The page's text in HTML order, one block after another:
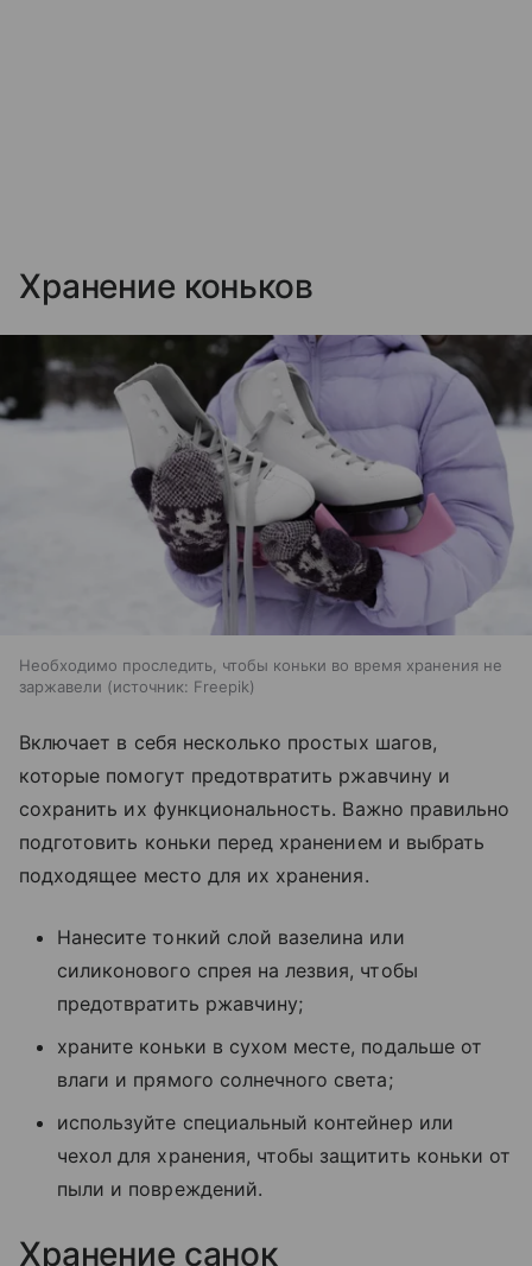
Хранение коньков
Необходимо проследить, чтобы коньки во время хранения не
заржавели
источник: Freepik
Включает в себя несколько простых шагов,
которые помогут предотвратить ржавчину и
сохранить их функциональность. Важно правильно
подготовить коньки перед хранением и выбрать
подходящее место для их хранения.
Нанесите тонкий слой вазелина или
силиконового спрея на лезвия, чтобы
предотвратить ржавчину;
храните коньки в сухом месте, подальше от
влаги и прямого солнечного света;
используйте специальный контейнер или
чехол для хранения, чтобы защитить коньки от
пыли и повреждений.
Хранение санок